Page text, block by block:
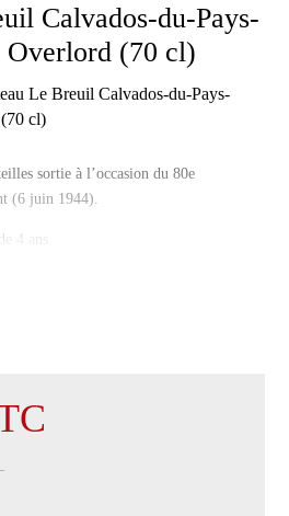
Calvados-du-Pays-
Overlord (70 cl)
Le Breuil Calvados-du-Pays-
cl)
sortie à l’occasion du 80e
(6 juin 1944).
4 ans.